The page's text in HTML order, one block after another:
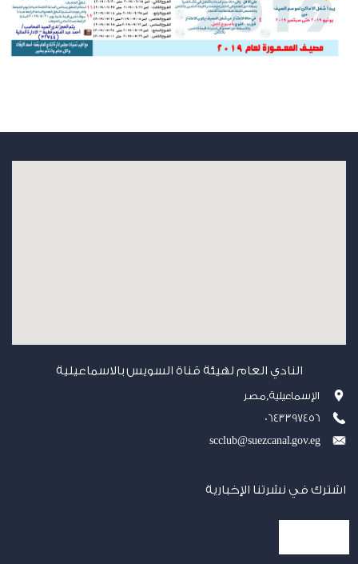
النادي العام لهيئة قناة السويس بالاسماعيلية
الإسماعيلية,مصر
0643397456
scclub@suezcanal.gov.eg
اشترك في نشرتنا الإخبارية